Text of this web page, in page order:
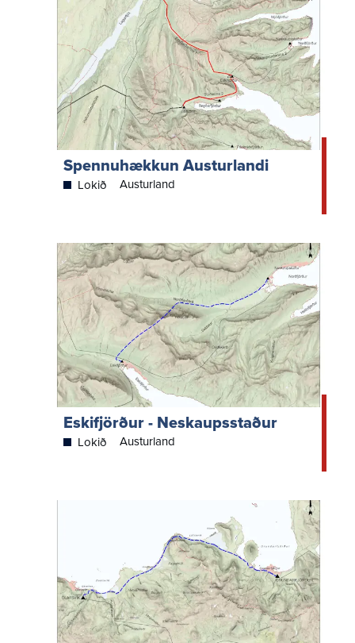
Spennuhækkun Austurlandi
Lokið Austurland
Eskifjörður - Neskaupsstaður
Lokið Austurland